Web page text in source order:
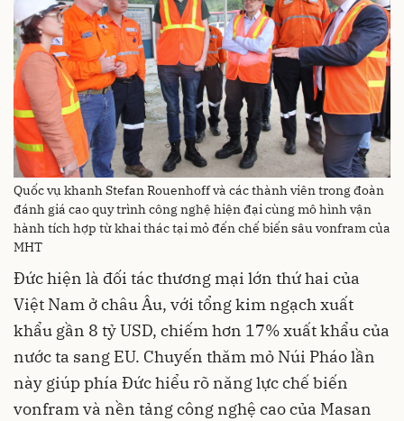
Quốc vụ khanh Stefan Rouenhoff và các thành viên trong đoàn
đánh giá cao quy trình công nghệ hiện đại cùng mô hình vận
hành tích hợp từ khai thác tại mỏ đến chế biến sâu vonfram của
MHT
Đức hiện là đối tác thương mại lớn thứ hai của
Việt Nam ở châu Âu, với tổng kim ngạch xuất
khẩu gần 8 tỷ USD, chiếm hơn 17% xuất khẩu của
nước ta sang EU. Chuyến thăm mỏ Núi Pháo lần
này giúp phía Đức hiểu rõ năng lực chế biến
vonfram và nền tảng công nghệ cao của Masan